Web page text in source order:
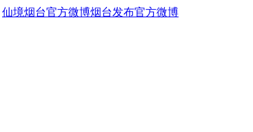
仙境烟台官方微博烟台发布官方微博